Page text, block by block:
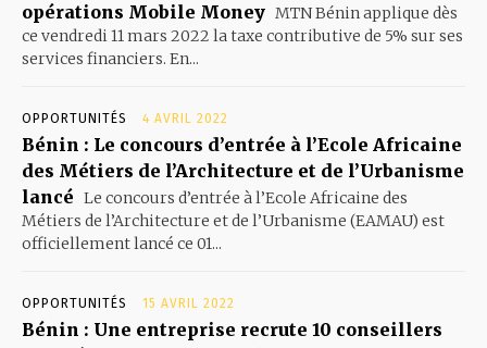
opérations Mobile Money MTN Bénin applique dès
ce vendredi 11 mars 2022 la taxe contributive de 5% sur ses
services financiers. En...
OPPORTUNITÉS 4 AVRIL 2022
Bénin : Le concours d’entrée à l’Ecole Africaine
des Métiers de l’Architecture et de l’Urbanisme
lancé Le concours d’entrée à l’Ecole Africaine des
Métiers de l’Architecture et de l’Urbanisme (EAMAU) est
officiellement lancé ce 01...
OPPORTUNITÉS 15 AVRIL 2022
Bénin : Une entreprise recrute 10 conseillers